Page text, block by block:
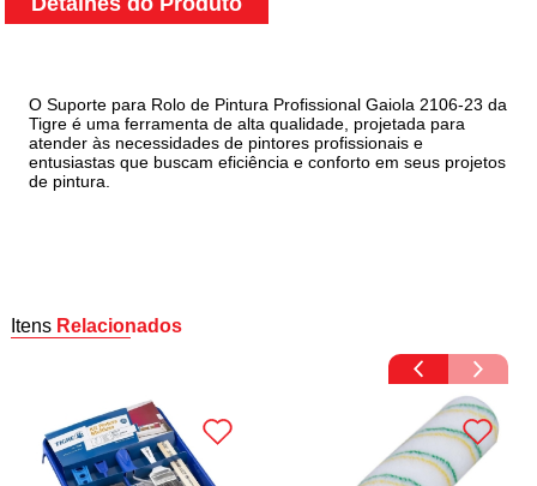
O Suporte para Rolo de Pintura Profissional Gaiola 2106-23 da
Tigre é uma ferramenta de alta qualidade, projetada para
atender às necessidades de pintores profissionais e
entusiastas que buscam eficiência e conforto em seus projetos
de pintura.
Itens Relacionados